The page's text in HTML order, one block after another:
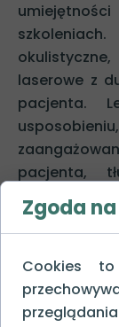
laserowe z
pacjenta.
pacjenta,
badania i
W ofercie
ostrości
Zgoda
Cookies